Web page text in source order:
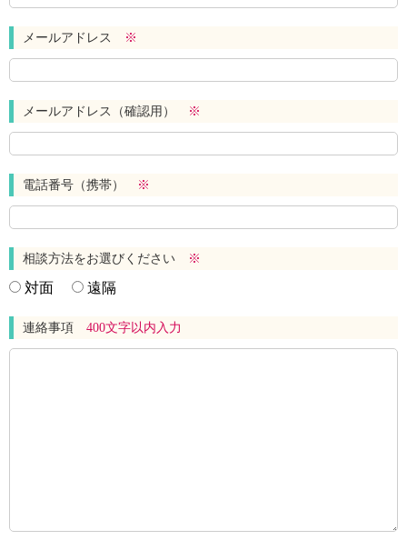
メールアドレス ※
メールアドレス（確認用） ※
電話番号（携帯） ※
相談方法をお選びください ※
対面 遠隔
連絡事項 400文字以内入力